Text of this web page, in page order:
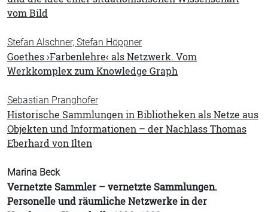
vom Bild
Stefan Alschner, Stefan Höppner
Goethes ›Farbenlehre‹ als Netzwerk. Vom
Werkkomplex zum Knowledge Graph
Sebastian Pranghofer
Historische Sammlungen in Bibliotheken als Netze aus
Objekten und Informationen – der Nachlass Thomas
Eberhard von Ilten
Marina Beck
Vernetzte Sammler – vernetzte Sammlungen.
Personelle und räumliche Netzwerke in der